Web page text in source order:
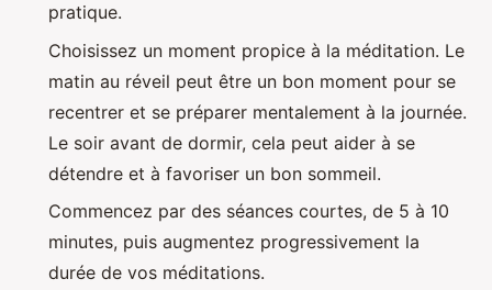
pratique.
Choisissez un moment propice à la méditation. Le
matin au réveil peut être un bon moment pour se
recentrer et se préparer mentalement à la journée.
Le soir avant de dormir, cela peut aider à se
détendre et à favoriser un bon sommeil.
Commencez par des séances courtes, de 5 à 10
minutes, puis augmentez progressivement la
durée de vos méditations.